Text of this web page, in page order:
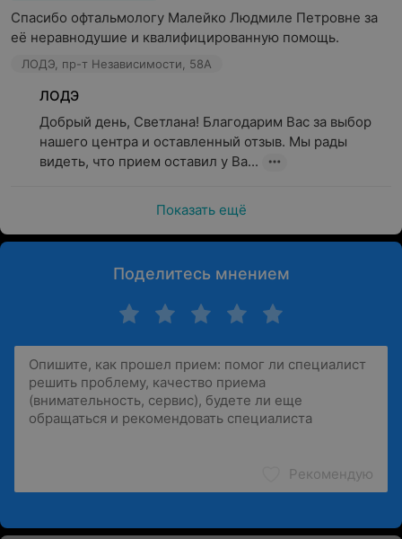
Спасибо офтальмологу Малейко Людмиле Петровне за
её неравнодушие и квалифицированную помощь.
ЛОДЭ, пр-т Независимости, 58А
ЛОДЭ
Добрый день, Светлана! Благодарим Вас за выбор
нашего центра и оставленный отзыв. Мы рады
видеть, что прием оставил у Ва...
Показать ещё
Поделитесь мнением
Рекомендую